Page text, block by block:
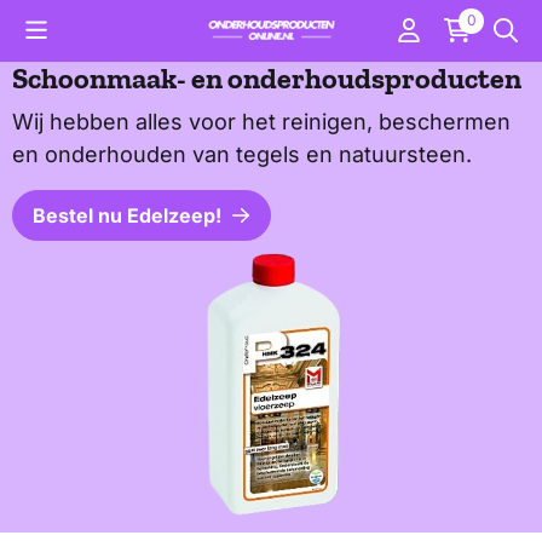
0
Schoonmaak- en onderhoudsproducten
Wij hebben alles voor het reinigen, beschermen
en onderhouden van tegels en natuursteen.
Bestel nu Edelzeep!